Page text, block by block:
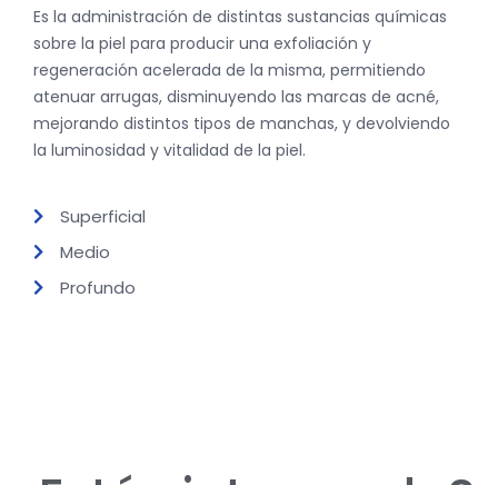
Es la administración de distintas sustancias químicas
sobre la piel para producir una exfoliación y
regeneración acelerada de la misma, permitiendo
atenuar arrugas, disminuyendo las marcas de acné,
mejorando distintos tipos de manchas, y devolviendo
la luminosidad y vitalidad de la piel.
Superficial
Medio
Profundo